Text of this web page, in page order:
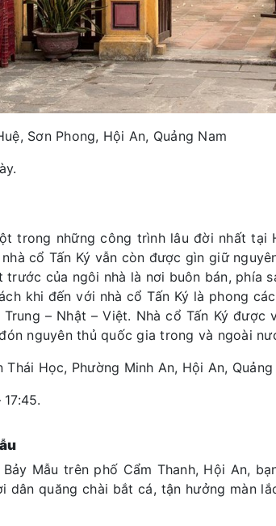
Sơn Phong, Hội An, Quảng Nam
trong những công trình lâu đời nhất
cổ Tấn Ký vẫn còn được gìn giữ
trước của ngôi nhà là nơi buôn bán, phía
khi đến với nhà cổ Tấn Ký là phong
– Nhật – Việt. Nhà cổ Tấn Ký
nguyên thủ quốc gia trong và ngoài
Thái Học, Phường Minh An, Hội An, Quảng
Mẫu trên phố Cẩm Thanh, Hội An,
dân quăng chài bắt cá, tận hưởng màn